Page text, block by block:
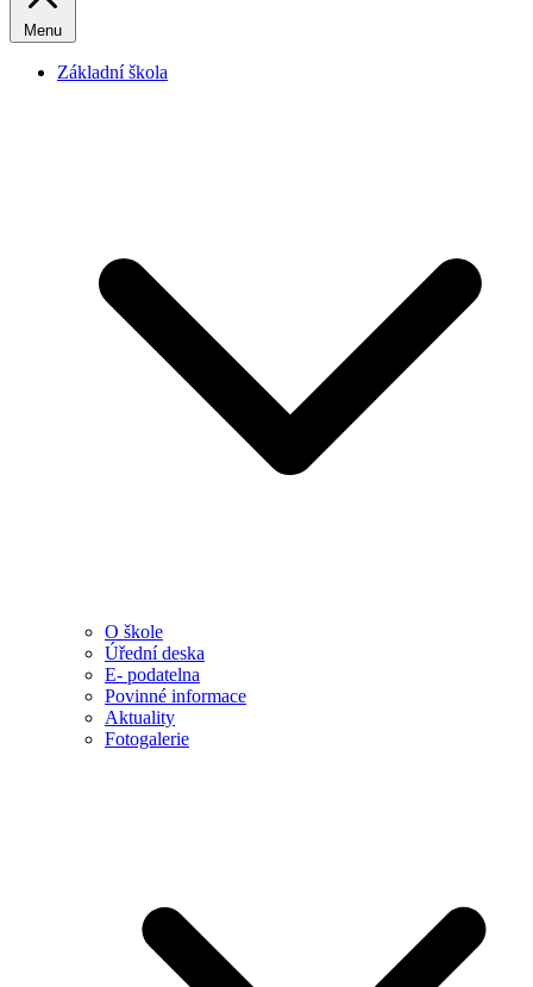
Menu
Základní škola
O škole
Úřední deska
E- podatelna
Povinné informace
Aktuality
Fotogalerie